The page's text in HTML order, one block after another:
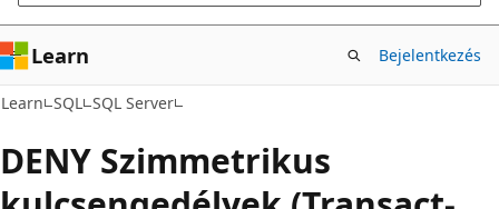
Learn Bejelentkezés
Learn SQL SQL Server
DENY Szimmetrikus